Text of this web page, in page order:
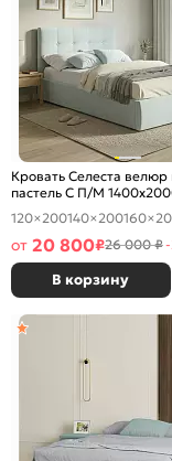
Кровать Селеста велюр
пастель С П/М
ортопедическое
изголовье мягкое
120×200140×200
от 20 800₽26 000 ₽
В корзину